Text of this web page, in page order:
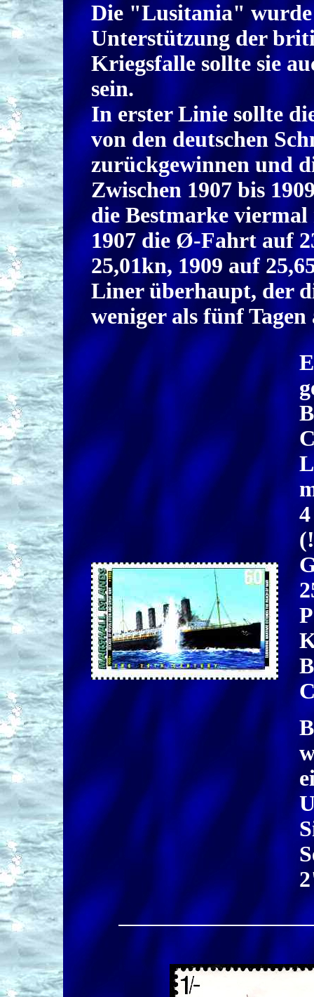
Die "Lusitania"
Unterstützung der
Kriegsfalle sollte sie
sein.
In erster Linie sollte
von den deutschen
zurückgewinnen und
Zwischen 1907 bis
die Bestmarke
1907 die Ø-Fahrt auf
25,01kn, 1909 auf
Liner überhaupt, der
weniger als fünf